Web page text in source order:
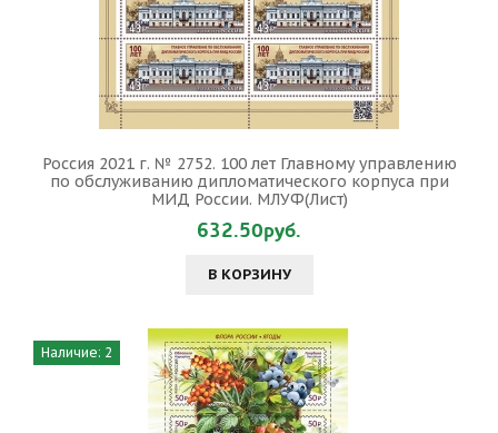
Россия 2021 г. № 2752. 100 лет Главному управлению
по обслуживанию дипломатического корпуса при
МИД России. МЛУФ(Лист)
632.50руб.
В КОРЗИНУ
Наличие: 2